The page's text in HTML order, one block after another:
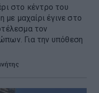
στο κέντρο του
με μαχαίρι έγινε στο
τον
Για την υπόθεση